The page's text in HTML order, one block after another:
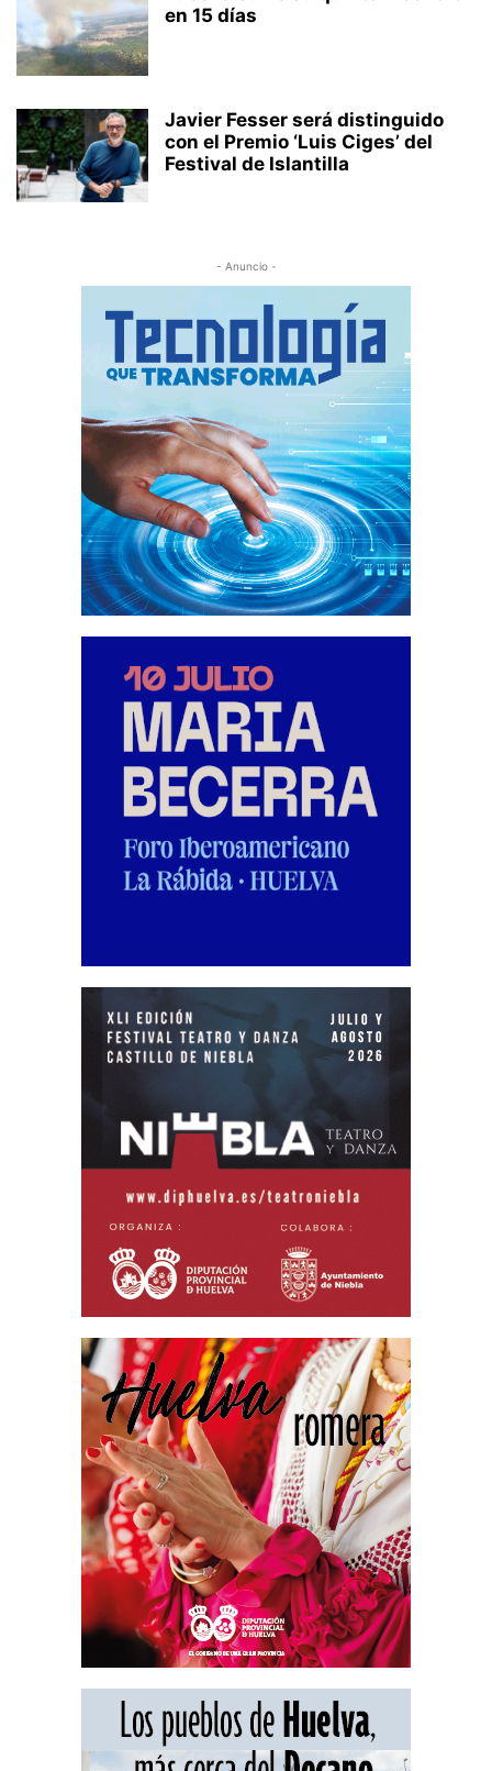
en 15 días
Javier Fesser será distinguido
con el Premio ‘Luis Ciges’ del
Festival de Islantilla
- Anuncio -